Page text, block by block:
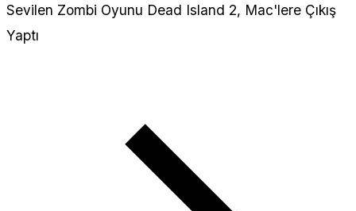
Sevilen Zombi Oyunu Dead Island 2, Mac'lere Çıkış
Yaptı